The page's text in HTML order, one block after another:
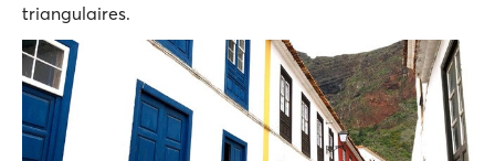
triangulaires.